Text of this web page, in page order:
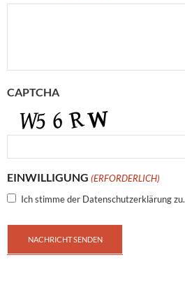
CAPTCHA
EINWILLIGUNG (ERFORDERLICH)
Ich stimme der Datenschutzerklärung zu.